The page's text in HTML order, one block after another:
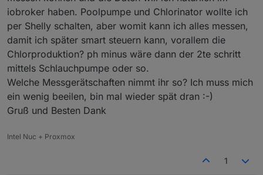
iobroker haben. Poolpumpe und Chlorinator wollte ich
per Shelly schalten, aber womit kann ich alles messen,
damit ich später smart steuern kann, vorallem die
Chlorproduktion? ph minus wäre dann der 2te schritt
mittels Schlauchpumpe oder so.
Welche Messgerätschaften nimmt ihr so? Ich muss mich
ein wenig beeilen, bin mal wieder spät dran :-)
Gruß und Besten Dank
Intel Nuc + Proxmox
1